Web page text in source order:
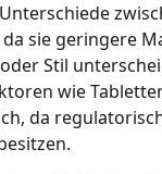
sie geringere
Stil
wie
da